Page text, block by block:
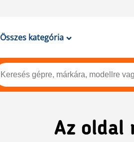
Összes kategória
Az oldal